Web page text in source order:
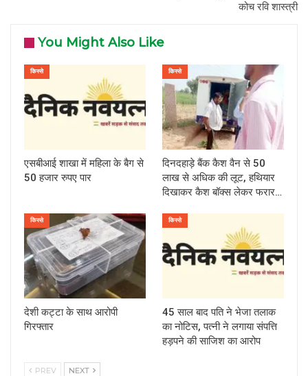
कोच रवि शास्त्री
You Might Also Like
किस्से
एसबीआई शाखा में महिला के बैग से
50 हजार रुपए पार
किस्से
दिनदहाड़े बैंक कैश वैन से 50
लाख से अधिक की लूट, हथियार
दिखाकर कैश बॉक्स लेकर फरार…
किस्से
देशी कट्टा के साथ आरोपी
गिरफ्तार
किस्से
45 साल बाद पति ने भेजा तलाक
का नोटिस, पत्नी ने लगाया संपत्ति
हड़पने की साजिश का आरोप
PREV NEXT